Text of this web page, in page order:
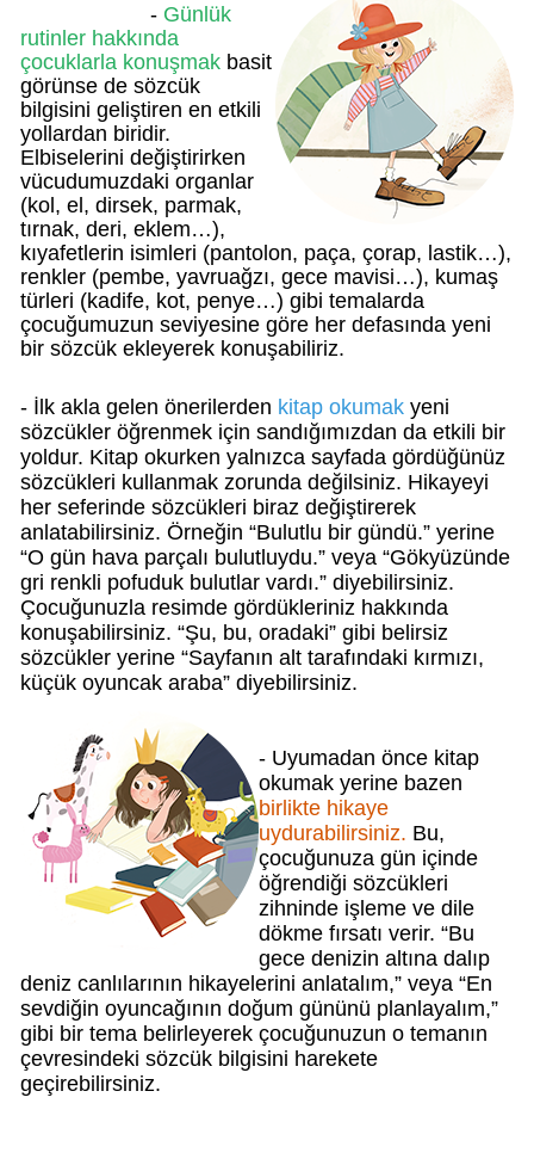
- Günlük
rutinler hakkında
çocuklarla konuşmakbasit
görünse de sözcük
bilgisini geliştiren en etkili
yollardan biridir.
Elbiselerini değiştirirken
vücudumuzdaki organlar
(kol, el, dirsek, parmak,
tırnak, deri, eklem…),
kıyafetlerin isimleri (pantolon, paça, çorap, lastik…),
renkler (pembe, yavruağzı, gece mavisi…), kumaş
türleri (kadife, kot, penye…) gibi temalarda
çocuğumuzun seviyesine göre her defasında yeni
bir sözcük ekleyerek konuşabiliriz.
- İlk akla gelen önerilerden kitap okumakyeni
sözcükler öğrenmek için sandığımızdan da etkili bir
yoldur. Kitap okurken yalnızca sayfada gördüğünüz
sözcükleri kullanmak zorunda değilsiniz. Hikayeyi
her seferinde sözcükleri biraz değiştirerek
anlatabilirsiniz. Örneğin “Bulutlu bir gündü.” yerine
“O gün hava parçalı bulutluydu.” veya “Gökyüzünde
gri renkli pofuduk bulutlar vardı.” diyebilirsiniz.
Çocuğunuzla resimde gördükleriniz hakkında
konuşabilirsiniz. “Şu, bu, oradaki” gibi belirsiz
sözcükler yerine “Sayfanın alt tarafındaki kırmızı,
küçük oyuncak araba” diyebilirsiniz.
- Uyumadan önce kitap
okumak yerine bazen
birlikte hikaye
uydurabilirsiniz. Bu,
çocuğunuza gün içinde
öğrendiği sözcükleri
zihninde işleme ve dile
dökme fırsatı verir. “Bu
gece denizin altına dalıp
deniz canlılarının hikayelerini anlatalım,” veya “En
sevdiğin oyuncağının doğum gününü planlayalım,”
gibi bir tema belirleyerek çocuğunuzun o temanın
çevresindeki sözcük bilgisini harekete
geçirebilirsiniz.